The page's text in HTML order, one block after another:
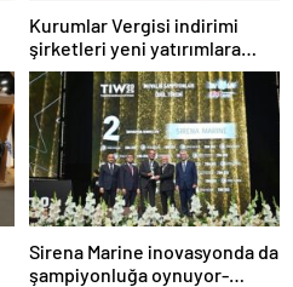
Kurumlar Vergisi indirimi
şirketleri yeni yatırımlara
yönlendirecek
Sirena Marine inovasyonda da
şampiyonluğa oynuyor-